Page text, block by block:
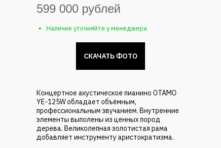
599 000 рублей
Концертное акустическое пианино OTAMO
YE-125W обладает объёмным,
профессиональным звучанием. Внутренние
элементы выполены из ценных пород
дерева. Великолепная золотистая рама
добавляет инструменту аристократизма.
СКАЧАТЬ ФОТО
Наличие уточняйте у менеджера